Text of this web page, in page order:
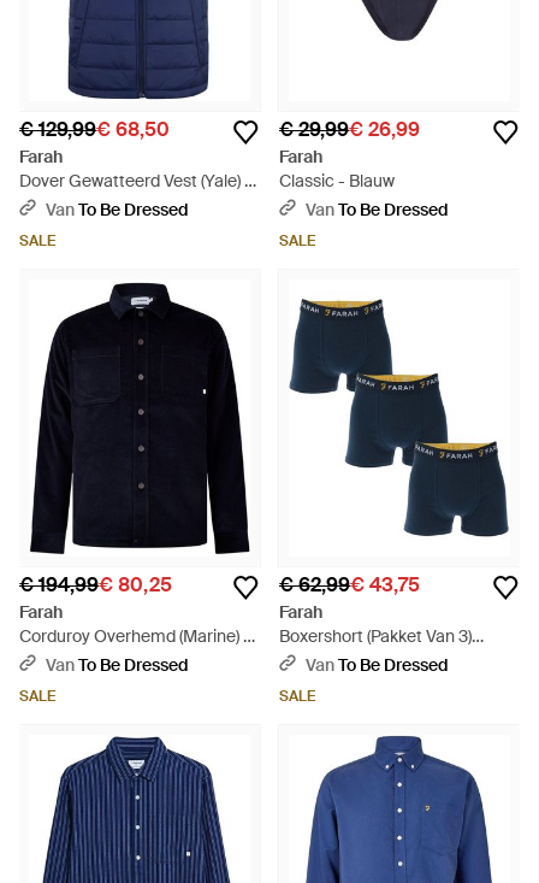
€ 129,99€ 68,50
Farah
Dover Gewatteerd Vest (Yale) -
Blauw
VanTo Be Dressed
SALE
€ 29,99€ 26,99
Farah
Classic - Blauw
VanTo Be Dressed
SALE
€ 194,99€ 80,25
Farah
Corduroy Overhemd (Marine) -
Blauw
VanTo Be Dressed
SALE
€ 62,99€ 43,75
Farah
Boxershort (Pakket Van 3)
(Marine) - Blauw
VanTo Be Dressed
SALE